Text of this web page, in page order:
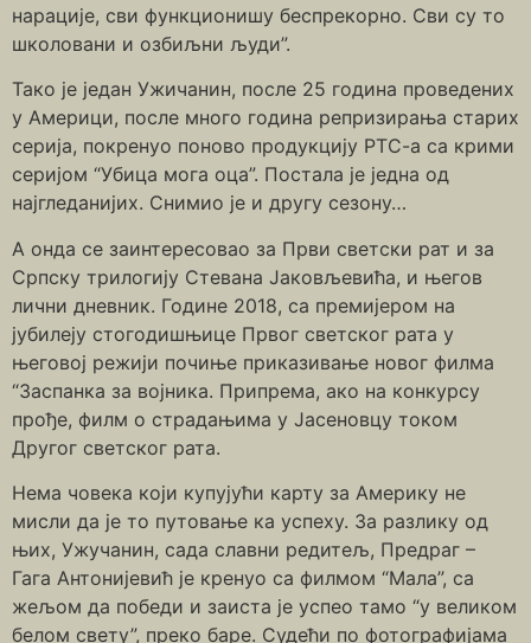
нарације, сви функционишу беспрекорно. Сви су то
школовани и озбиљни људи”.
Тако је један Ужичанин, после 25 година проведених
у Америци, после много година репризирања старих
серија, покренуо поново продукцију РТС-а са крими
серијом “Убица мога оца”. Постала је једна од
најгледанијих. Снимио је и другу сезону…
А онда се заинтересовао за Први светски рат и за
Српску трилогију Стевана Јаковљевића, и његов
лични дневник. Године 2018, са премијером на
јубилеју стогодишњице Првог светског рата у
његовој режији почиње приказивање новог филма
“Заспанка за војника. Припрема, ако на конкурсу
прође, филм о страдањима у Јасеновцу током
Другог светског рата.
Нема човека који купујући карту за Америку не
мисли да је то путовање ка успеху. За разлику од
њих, Ужучанин, сада славни редитељ, Предраг –
Гага Антонијевић је кренуо са филмом “Мала”, са
жељом да победи и заиста је успео тамо “у великом
белом свету”, преко баре. Судећи по фотографијама